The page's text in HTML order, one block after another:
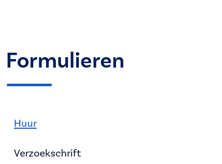
Formulieren
Huur
Verzoekschrift